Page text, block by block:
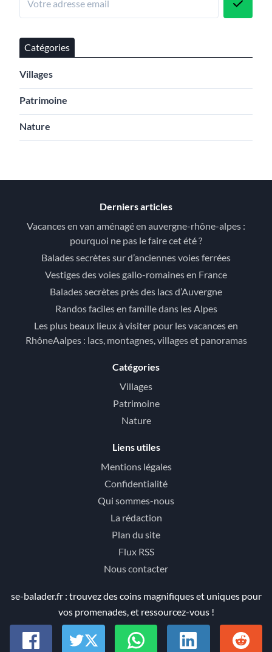
Catégories
Villages
Patrimoine
Nature
Derniers articles
Vacances en van aménagé en auvergne-rhône-alpes :
pourquoi ne pas le faire cet été ?
Balades secrètes sur d’anciennes voies ferrées
Vestiges des voies gallo-romaines en France
Balades secrètes près des lacs d’Auvergne
Randos faciles en famille dans les Alpes
Les plus beaux lieux à visiter pour les vacances en
RhôneAalpes : lacs, montagnes, villages et panoramas
Catégories
Villages
Patrimoine
Nature
Liens utiles
Mentions légales
Confidentialité
Qui sommes-nous
La rédaction
Plan du site
Flux RSS
Nous contacter
se-balader.fr : trouvez des coins magnifiques et uniques pour
vos promenades, et ressourcez-vous !